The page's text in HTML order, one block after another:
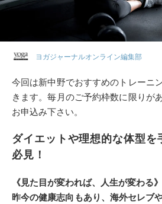
ヨガジャーナルオンライン編集部
今回は新中野でおすすめのトレーニ
きます。毎月のご予約枠数に限りが
お申込み下さい。
ダイエットや理想的な体型を
必見！
《見た目が変われば、人生が変わる》
昨今の健康志向もあり、海外セレブ